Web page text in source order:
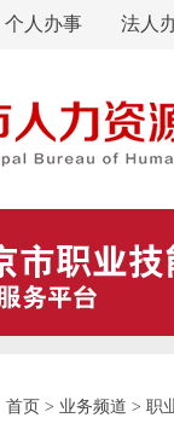
个人办事 法人
首页 > 业务频道 > 职